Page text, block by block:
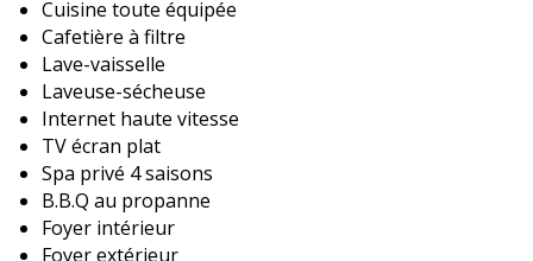
Cuisine toute équipée
Cafetière à filtre
Lave-vaisselle
Laveuse-sécheuse
Internet haute vitesse
TV écran plat
Spa privé 4 saisons
B.B.Q au propanne
Foyer intérieur
Foyer extérieur